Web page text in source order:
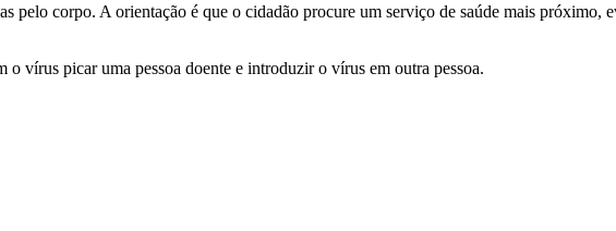
pelo corpo. A orientação é que o cidadão procure um serviço de saúde mais próximo,
vírus picar uma pessoa doente e introduzir o vírus em outra pessoa.